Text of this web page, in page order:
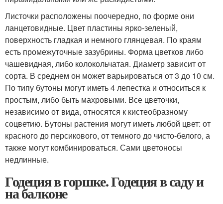
Листочки расположены поочередно, по форме они
ланцетовидные. Цвет пластины ярко-зеленый,
поверхность гладкая и немного глянцевая. По краям
есть промежуточные зазубрины. Форма цветков либо
чашевидная, либо колокольчатая. Диаметр зависит от
сорта. В среднем он может варьироваться от 3 до 10 см.
По типу бутоны могут иметь 4 лепестка и относиться к
простым, либо быть махровыми. Все цветочки,
независимо от вида, относятся к кистеобразному
соцветию. Бутоны растения могут иметь любой цвет: от
красного до персикового, от темного до чисто-белого, а
также могут комбинироваться. Сами цветоносы
недлинные.
Годеция в горшке. Годеция в саду и
на балконе